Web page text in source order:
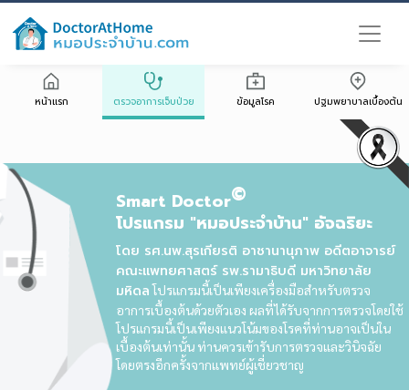
หน้าแรก ตรวจอาการเจ็บป่วย ข้อมูลโรค ปฐมพยาบาลเบื้องต้น
Smart Doctor©
โปรแกรม "หมอประจำบ้าน" อัจฉริยะ
โดย รศ.นพ.สุรเกียรติ อาชานานุภาพ อดีตอาจารย์
คณะแพทยศาสตร์ รพ.รามาธิบดี มหาวิทยาลัย
มหิดลโปรแกรมนี้เป็นเพียงเครื่องมือสำหรับตรวจ
อาการเบื้องต้นด้วยตัวเอง ผลที่ได้รับจากการตรวจโดยใช้
โปรแกรมนี้เป็นเพียงแนวโน้มของโรคที่ท่านอาจเป็นใน
เบื้องต้นเท่านั้น ท่านควรเข้ารับการตรวจและวินิจฉัย
โดยตรงอีกครั้งจากแพทย์ผู้เชี่ยวชาญ